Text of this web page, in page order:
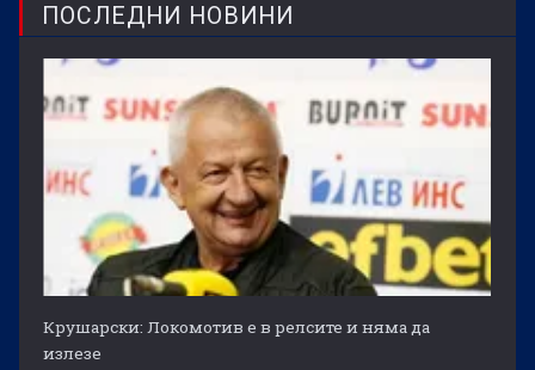
ПОСЛЕДНИ НОВИНИ
Крушарски: Локомотив е в релсите и няма да
излезе